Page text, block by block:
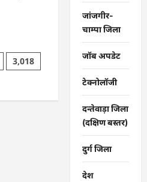
3,018
जांजगीर-
चाम्पा जिला
जॉब अपडेट
टेक्नोलॉजी
दन्तेवाड़ा जिला
(दक्षिण बस्तर)
दुर्ग जिला
देश